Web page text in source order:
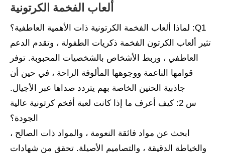
ألعاب الفخمة الكرتونية
Q1: لماذا ألعاب الفخمة الكرتونية ذات الأهمية العاطفية؟
تثير ألعاب الكرتون الفخمة ذكريات الطفولة ، وتقدم الدعم
العاطفي ، وربط الأشخاص بالشخصيات المحبوبة. توفر
قوامها الناعمة ووجوهها المألوفة الراحة ، في حين أن
جاذبية الحنين الخاصة بهم يتردد صداها عبر الأجيال.
س 2: كيف أعرف ما إذا كانت لعبة أفخم كرتونية عالية
الجودة؟
ابحث عن مواد فائقة النعومة ، والمواد ذات الصالح ،
والخياطة الدقيقة ، والتصاميم الأصيلة. تحقق من شهادات